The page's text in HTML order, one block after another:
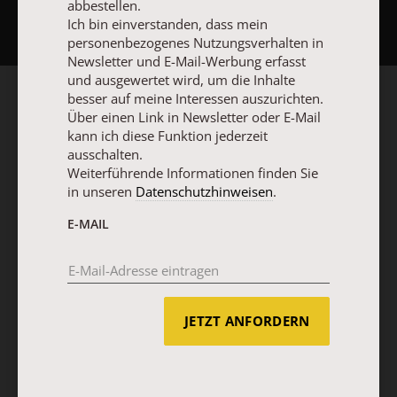
abbestellen.
Ich bin einverstanden, dass mein
personenbezogenes Nutzungsverhalten in
Newsletter und E-Mail-Werbung erfasst
und ausgewertet wird, um die Inhalte
besser auf meine Interessen auszurichten.
Über einen Link in Newsletter oder E-Mail
kann ich diese Funktion jederzeit
ausschalten.
Weiterführende Informationen finden Sie
in unseren Datenschutzhinweisen.
E-MAIL
JETZT ANFORDERN